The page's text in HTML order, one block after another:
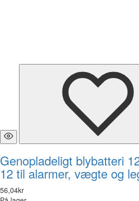
Genopladeligt blybatteri
12 til alarmer, vægte og
56,04kr